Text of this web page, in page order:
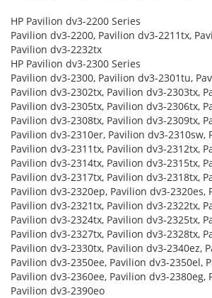
HP Pavilion dv3-2200 Series
Pavilion dv3-2200, Pavilion dv3-2211tx,
Pavilion dv3-2232tx
HP Pavilion dv3-2300 Series
Pavilion dv3-2300, Pavilion dv3-2301tu,
Pavilion dv3-2302tx, Pavilion dv3-2303tx,
Pavilion dv3-2305tx, Pavilion dv3-2306tx,
Pavilion dv3-2308tx, Pavilion dv3-2309tx,
Pavilion dv3-2310er, Pavilion dv3-2310sw,
Pavilion dv3-2311tx, Pavilion dv3-2312tx,
Pavilion dv3-2314tx, Pavilion dv3-2315tx,
Pavilion dv3-2317tx, Pavilion dv3-2318tx,
Pavilion dv3-2320ep, Pavilion dv3-2320es,
Pavilion dv3-2321tx, Pavilion dv3-2322tx,
Pavilion dv3-2324tx, Pavilion dv3-2325tx,
Pavilion dv3-2327tx, Pavilion dv3-2328tx,
Pavilion dv3-2330tx, Pavilion dv3-2340ez,
Pavilion dv3-2350ee, Pavilion dv3-2350el,
Pavilion dv3-2360ee, Pavilion dv3-2380eg,
Pavilion dv3-2390eo